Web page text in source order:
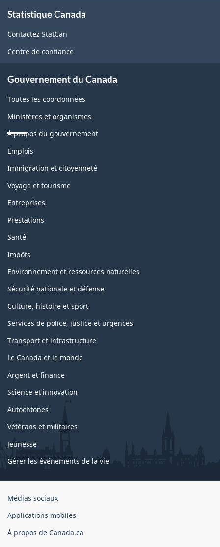
propos
de
ce
Statistique Canada
Contactez StatCan
Centre de confiance
Gouvernement du Canada
Toutes les coordonnées
Ministères et organismes
À propos du gouvernement
Thèmes
sujets
Emplois
Immigration et citoyenneté
Voyage et tourisme
Entreprises
Prestations
Santé
Impôts
Environnement et ressources naturelles
Sécurité nationale et défense
Culture, histoire et sport
Services de police, justice et urgences
Transport et infrastructure
Le Canada et le monde
Argent et finance
Science et innovation
Autochtones
Vétérans et militaires
Jeunesse
Gérer les événements de la vie
Organisation
gouvernement
du
Canada
Médias sociaux
Applications mobiles
À propos de Canada.ca